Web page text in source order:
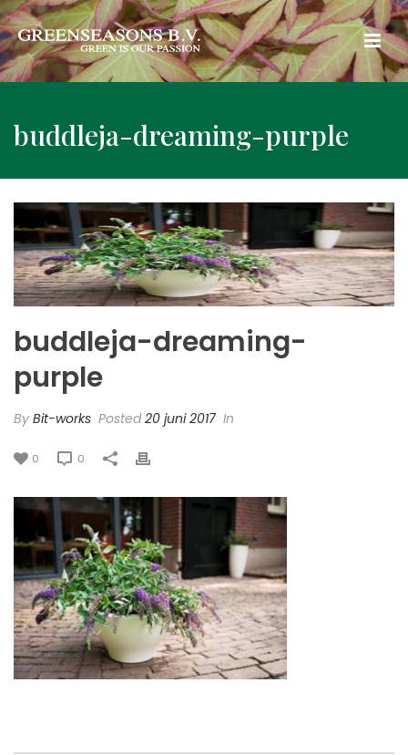
buddleja-dreaming-purple
buddleja-dreaming-
purple
By Bit-works Posted20 juni 2017 In
0 0